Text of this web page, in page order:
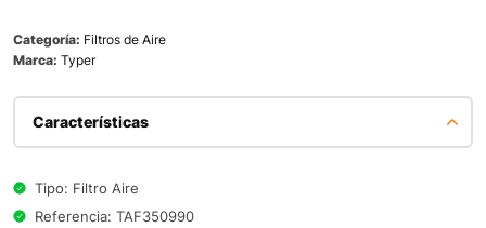
Categoría: Filtros de Aire
Marca: Typer
Características
Tipo: Filtro Aire
Referencia: TAF350990